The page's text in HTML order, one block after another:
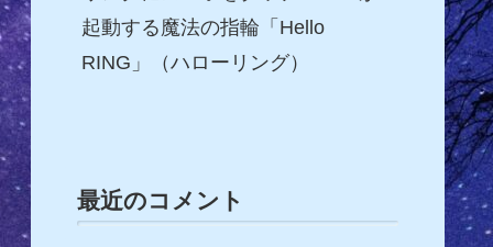
起動する魔法の指輪「Hello
RING」（ハローリング）
最近のコメント